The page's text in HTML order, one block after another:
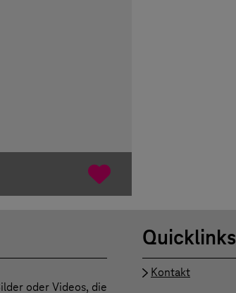
oder Videos, die
Quicklinks
Kontakt